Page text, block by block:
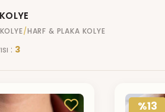
HARF & PLAKA KOLYE
: 3
%13